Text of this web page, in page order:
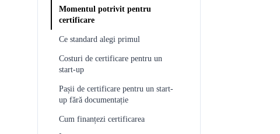
Momentul potrivit pentru
certificare
Ce standard alegi primul
Costuri de certificare pentru un
start-up
Pașii de certificare pentru un start-
up fără documentație
Cum finanțezi certificarea